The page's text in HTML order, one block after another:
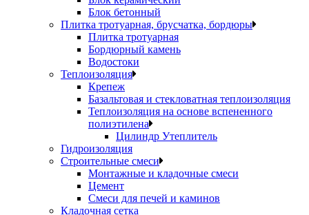
Блок бетонный
Плитка тротуарная, брусчатка, бордюры
Плитка тротуарная
Бордюрный камень
Водостоки
Теплоизоляция
Крепеж
Базальтовая и стекловатная теплоизоляция
Теплоизоляция на основе вспененного
полиэтилена
Цилиндр Утеплитель
Гидроизоляция
Строительные смеси
Монтажные и кладочные смеси
Цемент
Смеси для печей и каминов
Кладочная сетка